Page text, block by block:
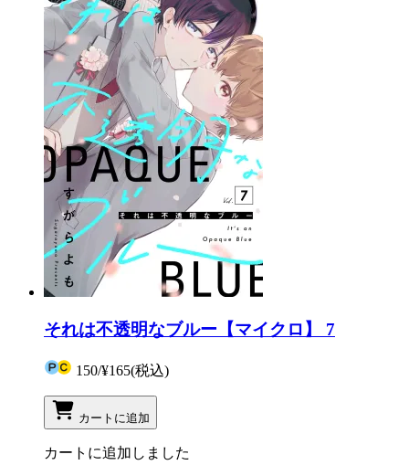
それは不透明なブルー【マイクロ】 7
150/¥165(税込)
カートに追加
カートに追加しました